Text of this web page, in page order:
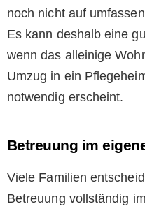
noch nicht auf
Es kann deshalb eine
wenn das alleinige
Umzug in ein
notwendig erscheint.
Betreuung im
Viele Familien
Betreuung vollständig